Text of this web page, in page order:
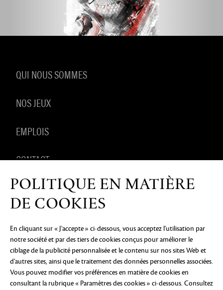
QUI NOUS SOMMES
NOS JEUX
EMPLOIS
CONTACT
PRODUITS DÉRIVÉS
AVIS DE CONFIDENTIALITÉ MENTIONS LÉGALES
PAS VENDRE OU PARTAGER MES INFORMATIONS
PERSONNELLES
PRÉFÉRENCES COOKIE
©2026 ArenaNet, LLC. Tous droits réservés. Toutes
les marques déposées sont la propriété de leurs
POLITIQUE EN MATIÈRE
DE COOKIES
En cliquant sur « J'accepte » ci-dessous, vous acceptez l'utilisation par
notre société et par des tiers de cookies conçus pour améliorer le
ciblage de la publicité personnalisée et le contenu sur nos sites Web et
d'autres sites, ainsi que le traitement des données personnelles associées.
Vous pouvez modifier vos préférences en matière de cookies en
consultant la rubrique « Paramètres des cookies » ci-dessous. Consultez